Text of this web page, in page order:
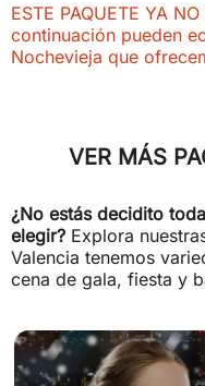
ESTE PAQUETE YA
continuación pueden
Nochevieja que
VER MÁS
¿No estás decidito
elegir?Explora
Valencia tenemos
cena de gala, fiesta y